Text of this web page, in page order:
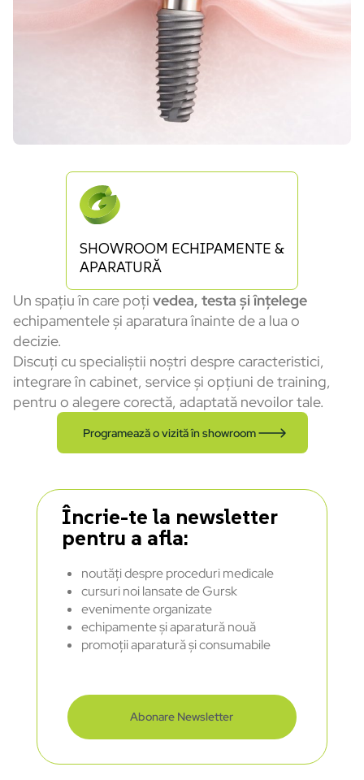
SHOWROOM ECHIPAMENTE &
APARATURĂ
Un spațiu în care poți vedea, testa și înțelege
echipamentele și aparatura înainte de a lua o
decizie.
Discuți cu specialiștii noștri despre caracteristici,
integrare în cabinet, service și opțiuni de training,
pentru o alegere corectă, adaptată nevoilor tale.
Programează o vizită în showroom
Încrie-te la newsletter
pentru a afla:
noutăți despre proceduri medicale
cursuri noi lansate de Gursk
evenimente organizate
echipamente și aparatură nouă
promoții aparatură și consumabile
Abonare Newsletter